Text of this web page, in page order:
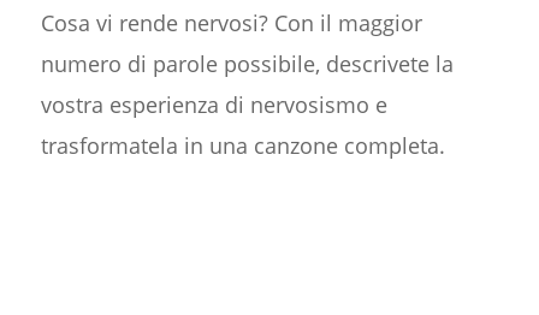
Cosa vi rende nervosi? Con il maggior
numero di parole possibile, descrivete la
vostra esperienza di nervosismo e
trasformatela in una canzone completa.